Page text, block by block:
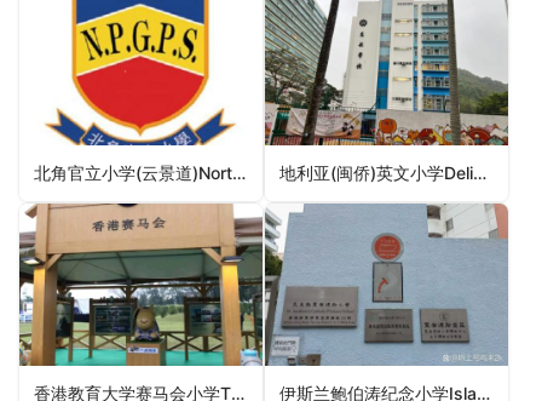
北角官立小学(云景道)North Point Government Primary School (Cloudview Road)（湾仔区小学） 地利亚(闽侨)英文小学Delia (Man Kiu) English Primary School（葵青区小学）
香港教育大学赛马会小学The Education University of Hong Kong Jockey Club Primary School（大埔区小学） 伊斯兰鲍伯涛纪念小学Islamic Dharwood Pau Memorial Primary School（黄大仙区小学）